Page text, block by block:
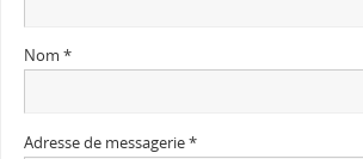
Nom *
Adresse de messagerie*